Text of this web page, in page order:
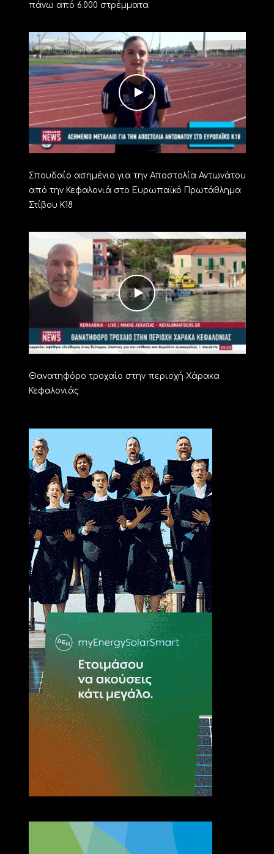
πάνω από 6.000 στρέμματα
Σπουδαίο ασημένιο για την Αποστολία Αντωνάτου
από την Κεφαλονιά στο Ευρωπαϊκό Πρωτάθλημα
Στίβου Κ18
Θανατηφόρο τροχαίο στην περιοχή Χάρακα
Κεφαλονιάς